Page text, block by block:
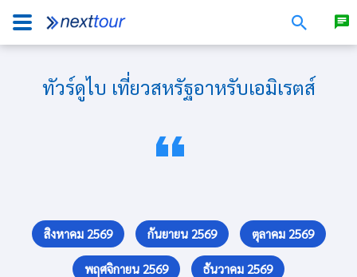
ทัวร์ดูไบ เที่ยวสหรัฐอาหรับเอมิเรตส์
สิงหาคม 2569 กันยายน 2569 ตุลาคม 2569
พฤศจิกายน 2569 ธันวาคม 2569